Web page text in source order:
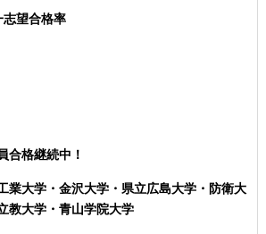
志望合格率
合格継続中！
業大学・金沢大学・県立広島大学・防衛大
教大学・青山学院大学